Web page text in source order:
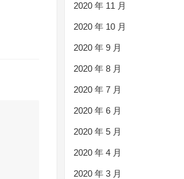
2020 年 11 月
2020 年 10 月
2020 年 9 月
2020 年 8 月
2020 年 7 月
2020 年 6 月
2020 年 5 月
2020 年 4 月
2020 年 3 月